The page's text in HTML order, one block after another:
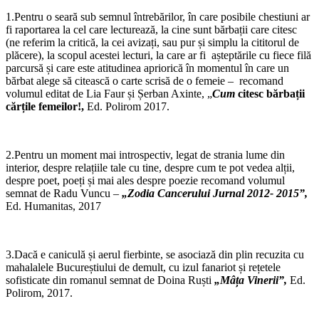
1.Pentru o seară sub semnul întrebărilor, în care posibile chestiuni ar
fi raportarea la cel care lecturează, la cine sunt bărbații care citesc
(ne referim la critică, la cei avizați, sau pur și simplu la cititorul de
plăcere), la scopul acestei lecturi, la care ar fi așteptările cu fiece filă
parcursă și care este atitudinea apriorică în momentul în care un
bărbat alege să citească o carte scrisă de o femeie – recomand
volumul editat de Lia Faur și Șerban Axinte, „Cum citesc bărbații
cărțile femeilor!, Ed. Polirom 2017.
2.Pentru un moment mai introspectiv, legat de strania lume din
interior, despre relațiile tale cu tine, despre cum te pot vedea alții,
despre poet, poeți și mai ales despre poezie recomand volumul
semnat de Radu Vuncu – „Zodia Cancerului Jurnal 2012- 2015”,
Ed. Humanitas, 2017
3.Dacă e caniculă și aerul fierbinte, se asociază din plin recuzita cu
mahalalele Bucureștiului de demult, cu izul fanariot și rețetele
sofisticate din romanul semnat de Doina Ruști „Mâța Vinerii”, Ed.
Polirom, 2017.